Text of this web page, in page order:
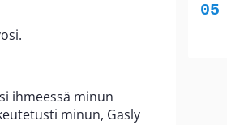
ihmeessä minun
minun, Gasly